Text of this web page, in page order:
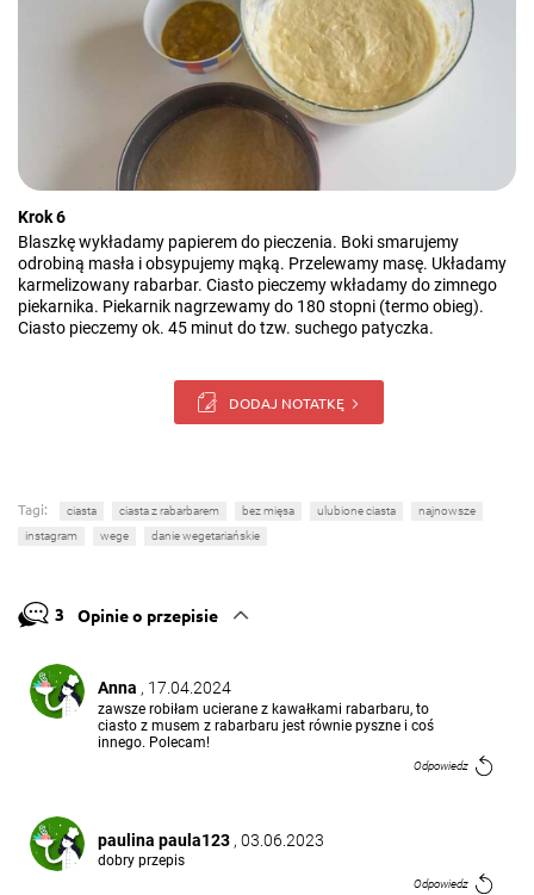
Krok 6
Blaszkę wykładamy papierem do pieczenia. Boki smarujemy
odrobiną masła i obsypujemy mąką. Przelewamy masę. Układamy
karmelizowany rabarbar. Ciasto pieczemy wkładamy do zimnego
piekarnika. Piekarnik nagrzewamy do 180 stopni (termo obieg).
Ciasto pieczemy ok. 45 minut do tzw. suchego patyczka.
DODAJ NOTATKĘ
Tagi: ciasta ciasta z rabarbarem bez mięsa ulubione ciasta
najnowsze
instagram
wege danie wegetariańskie
3 Opinie o przepisie
Anna , 17.04.2024
zawsze robiłam ucierane z kawałkami rabarbaru, to
ciasto z musem z rabarbaru jest równie pyszne i coś
innego. Polecam!
Odpowiedz
paulina paula123 , 03.06.2023
dobry przepis
Odpowiedz